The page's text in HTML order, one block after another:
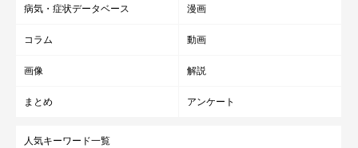
病気・症状データベース 漫画
コラム 動画
画像 解説
まとめ アンケート
人気キーワード一覧